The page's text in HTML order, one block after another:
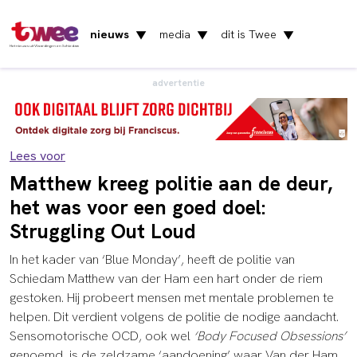
Het nieuws uit Vlaardingen en Schiedam
nieuws ▼ media ▼ dit is Twee ▼
advertentie
Lees voor
Matthew kreeg politie aan de deur,
het was voor een goed doel:
Struggling Out Loud
In het kader van ‘Blue Monday’, heeft de politie van
Schiedam Matthew van der Ham een hart onder de riem
gestoken. Hij probeert mensen met mentale problemen te
helpen. Dit verdient volgens de politie de nodige aandacht.
Sensomotorische OCD, ook wel ‘Body Focused Obsessions’